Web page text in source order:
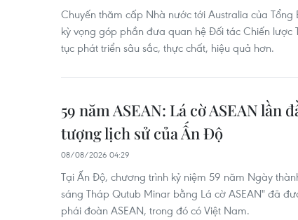
Chuyến thăm cấp Nhà nước tới Australia của Tổng
kỳ vọng góp phần đưa quan hệ Đối tác Chiến lược
tục phát triển sâu sắc, thực chất, hiệu quả hơn.
59 năm ASEAN: Lá cờ ASEAN lần
tượng lịch sử của Ấn Độ
08/08/2026 04:29
Tại Ấn Độ, chương trình kỷ niệm 59 năm Ngày
sáng Tháp Qutub Minar bằng Lá cờ ASEAN" đã
phái đoàn ASEAN, trong đó có Việt Nam.